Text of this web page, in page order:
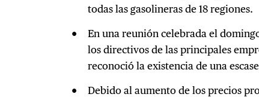
todas las gasolineras de 18 regiones.
En una reunión celebrada el
los directivos de las principales
reconoció la existencia de una
Debido al aumento de los precios